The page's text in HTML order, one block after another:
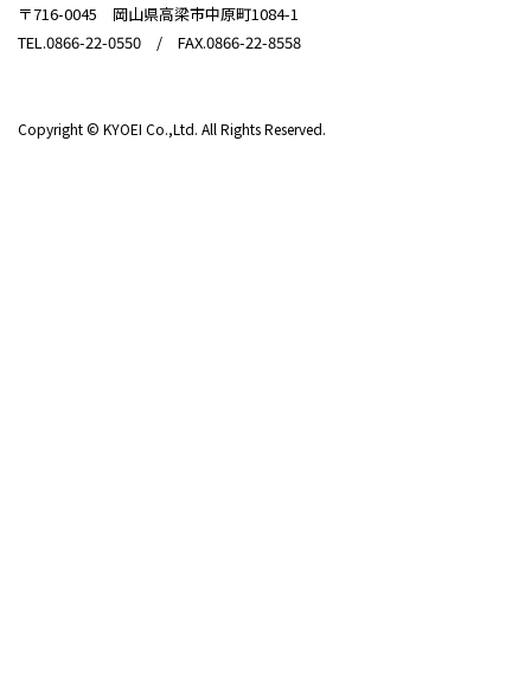
〒716-0045 岡山県高梁市中原町1084-1
TEL.0866-22-0550 / FAX.0866-22-8558
Copyright © KYOEI Co.,Ltd. All Rights Reserved.